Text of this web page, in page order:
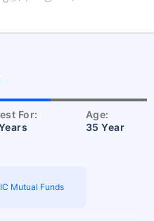
For:
Age:
35 Year
Mutual Funds